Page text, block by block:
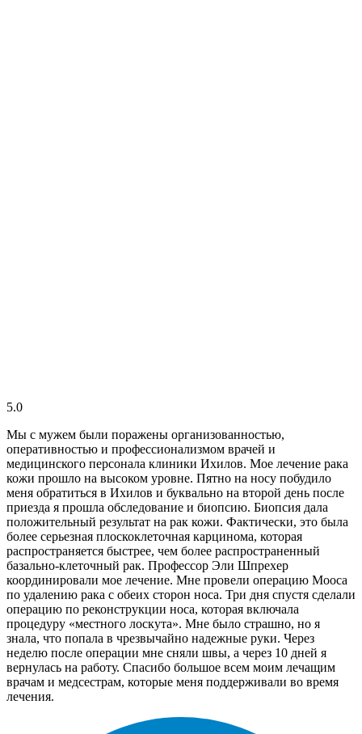
5.0
Мы с мужем были поражены организованностью,
оперативностью и профессионализмом врачей и
медицинского персонала клиники Ихилов. Мое лечение рака
кожи прошло на высоком уровне. Пятно на носу побудило
меня обратиться в Ихилов и буквально на второй день после
приезда я прошла обследование и биопсию. Биопсия дала
положительный результат на рак кожи. Фактически, это была
более серьезная плоскоклеточная карцинома, которая
распространяется быстрее, чем более распространенный
базально-клеточный рак. Профессор Эли Шпрехер
координировали мое лечение. Мне провели операцию Мооса
по удалению рака с обеих сторон носа. Три дня спустя сделали
операцию по реконструкции носа, которая включала
процедуру «местного лоскута». Мне было страшно, но я
знала, что попала в чрезвычайно надежные руки. Через
неделю после операции мне сняли швы, а через 10 дней я
вернулась на работу. Спасибо большое всем моим лечащим
врачам и медсестрам, которые меня поддерживали во время
лечения.